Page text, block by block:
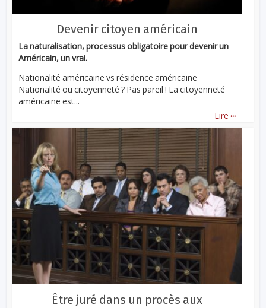
Devenir citoyen américain
La naturalisation, processus obligatoire pour devenir un
Américain, un vrai.
Nationalité américaine vs résidence américaine
Nationalité ou citoyenneté ? Pas pareil ! La citoyenneté
américaine est...
Lire ...
Être juré dans un procès aux